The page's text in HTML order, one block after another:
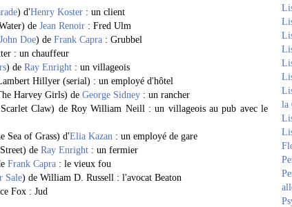
) d'Henry Koster : un client
de Jean Renoir : Fred Ulm
Doe) de Frank Capra : Grubbel
: un chauffeur
) de Ray Enright : un villageois
Hillyer (serial) : un employé d'hôtel
Harvey Girls) de George Sidney : un rancher
Claw) de Roy William Neill : un villageois au pub avec le
Sea of Grass) d'Elia Kazan : un employé de gare
de Ray Enright : un fermier
Frank Capra : le vieux fou
Sale) de William D. Russell : l'avocat Beaton
Fox : Jud
la